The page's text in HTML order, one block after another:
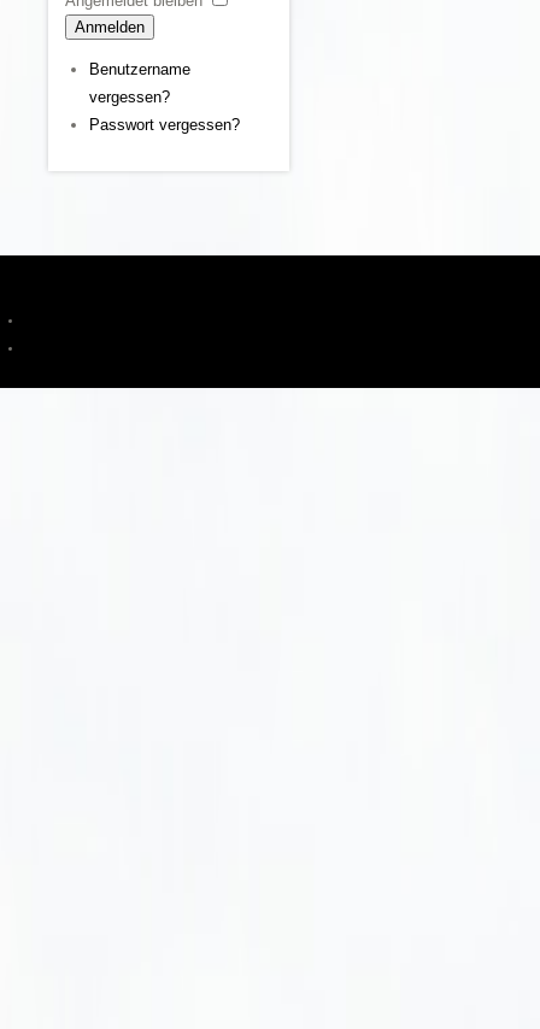
Anmelden
Benutzername
vergessen?
Passwort vergessen?